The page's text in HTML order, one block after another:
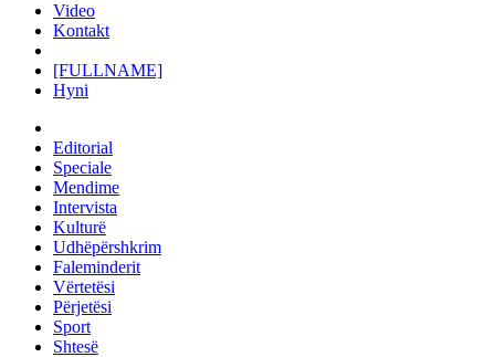
Video
Kontakt
[FULLNAME]
Hyni
Editorial
Speciale
Mendime
Intervista
Kulturë
Udhëpërshkrim
Faleminderit
Vërtetësi
Përjetësi
Sport
Shtesë